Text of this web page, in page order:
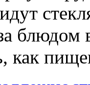
блюдом
как